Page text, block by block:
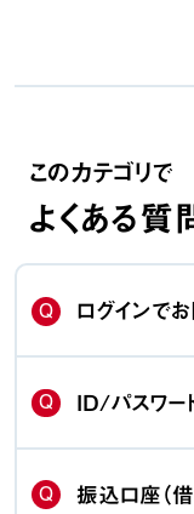
このカテゴリで
よくある質
Q ログインで
Q ID/パスワー
Q
振込口座（